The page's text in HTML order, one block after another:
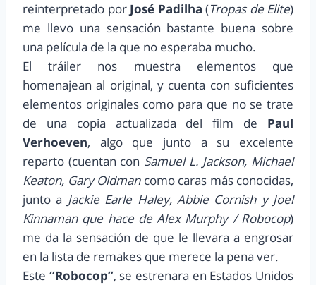
reinterpretado por José Padilha (Tropas de Elite)
me llevo una sensación bastante buena sobre
una película de la que no esperaba mucho.
El tráiler nos muestra elementos que
homenajean al original, y cuenta con suficientes
elementos originales como para que no se trate
de una copia actualizada del film de Paul
Verhoeven, algo que junto a su excelente
reparto (cuentan con Samuel L. Jackson, Michael
Keaton, Gary Oldmancomo caras más conocidas,
junto a Jackie Earle Haley, Abbie Cornish y Joel
Kinnaman que hace de Alex Murphy / Robocop)
me da la sensación de que le llevara a engrosar
en la lista de remakes que merece la pena ver.
Este “Robocop”, se estrenara en Estados Unidos